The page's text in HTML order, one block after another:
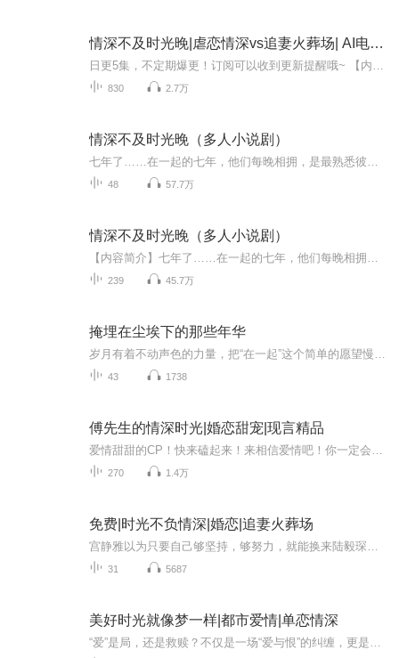
情深不及时光晚|虐恋情深vs追妻火葬场| AI电子书
830 2.7万
情深不及时光晚（多人小说剧）
48 57.7万
情深不及时光晚（多人小说剧）
239 45.7万
掩埋在尘埃下的那些年华
43 1738
傅先生的情深时光|婚恋甜宠|现言精品
270 1.4万
免费|时光不负情深|婚恋|追妻火葬场
31 5687
美好时光就像梦一样|都市爱情|单恋情深